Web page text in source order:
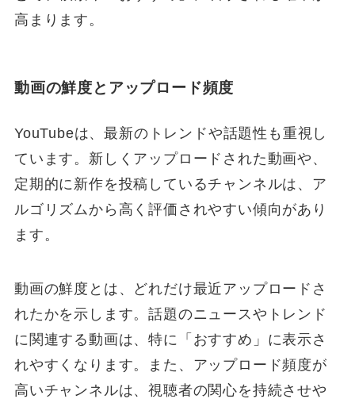
高まります。
動画の鮮度とアップロード頻度
YouTubeは、最新のトレンドや話題性も重視し
ています。新しくアップロードされた動画や、
定期的に新作を投稿しているチャンネルは、ア
ルゴリズムから高く評価されやすい傾向があり
ます。
動画の鮮度とは、どれだけ最近アップロードさ
れたかを示します。話題のニュースやトレンド
に関連する動画は、特に「おすすめ」に表示さ
れやすくなります。また、アップロード頻度が
高いチャンネルは、視聴者の関心を持続させや